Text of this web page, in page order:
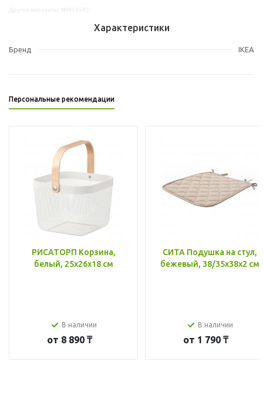
Характеристики
Бренд IKEA
Персональные рекомендации
РИСАТОРП Корзина,
белый, 25x26x18 см
В наличии
от 8 890 ₸
СИТА Подушка на стул,
бежевый, 38/35x38x2 см
В наличии
от 1 790 ₸